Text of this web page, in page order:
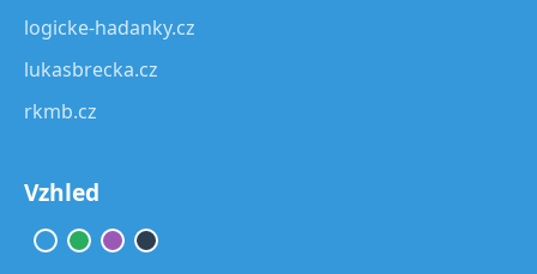
logicke-hadanky.cz
lukasbrecka.cz
rkmb.cz
Vzhled